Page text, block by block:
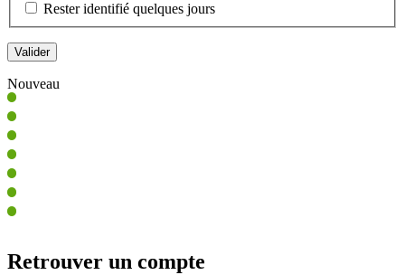
Rester identifié quelques jours
Nouveau
Retrouver un compte